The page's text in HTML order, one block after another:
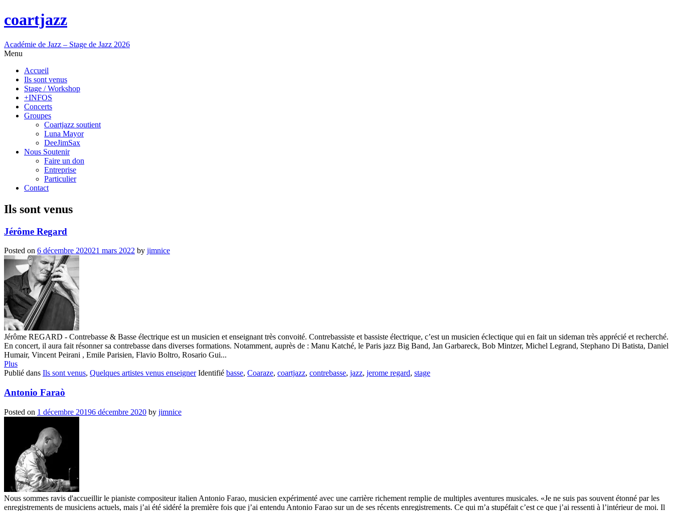
coartjazz
Académie de Jazz – Stage de Jazz 2026
Menu
Accueil
Ils sont venus
Stage / Workshop
+INFOS
Concerts
Groupes
Coartjazz soutient
Luna Mayor
DeeJimSax
Nous Soutenir
Faire un don
Entreprise
Particulier
Contact
Ils sont venus
Jérôme Regard
Posted on 6 décembre 202021 mars 2022 by jimnice
Jérôme REGARD - Contrebasse & Basse électrique est un musicien et enseignant très convoité. Contrebassiste et bassiste électrique, c’est un musicien éclectique qui en fait un sideman très apprécié et recherché.
En concert, il aura fait résonner sa contrebasse dans diverses formations. Notamment, auprès de : Manu Katché, le Paris jazz Big Band, Jan Garbareck, Bob Mintzer, Michel Legrand, Stephano Di Batista, Daniel
Humair, Vincent Peirani , Emile Parisien, Flavio Boltro, Rosario Gui...
Plus
Publié dans Ils sont venus, Quelques artistes venus enseigner Identifié basse, Coaraze, coartjazz, contrebasse, jazz, jerome regard, stage
Antonio Faraò
Posted on 1 décembre 20196 décembre 2020 by jimnice
Nous sommes ravis d'accueillir le pianiste compositeur italien Antonio Farao, musicien expérimenté avec une carrière richement remplie de multiples aventures musicales. «Je ne suis pas souvent étonné par les
enregistrements de musiciens actuels, mais j’ai été sidéré la première fois que j’ai entendu Antonio Farao sur un de ses récents enregistrements. Ce qui m’a stupéfait c’est ce que j’ai ressenti à l’intérieur de moi. Il